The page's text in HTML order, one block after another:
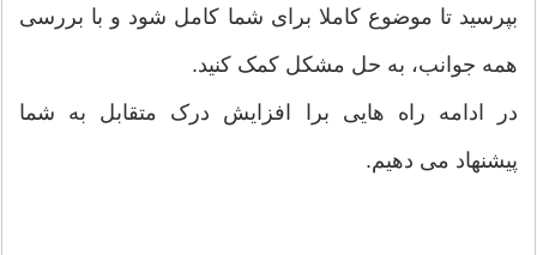
بپرسید تا موضوع کاملا برای شما کامل شود و با بررسی
همه جوانب، به حل مشکل کمک کنید.
در ادامه راه هایی برا افزایش درک متقابل به شما
پیشنهاد می دهیم.